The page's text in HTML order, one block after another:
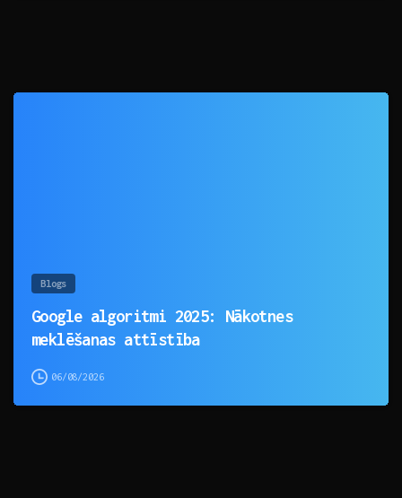
Blogs
Google algoritmi 2025: Nākotnes
meklēšanas attīstība
06/08/2026